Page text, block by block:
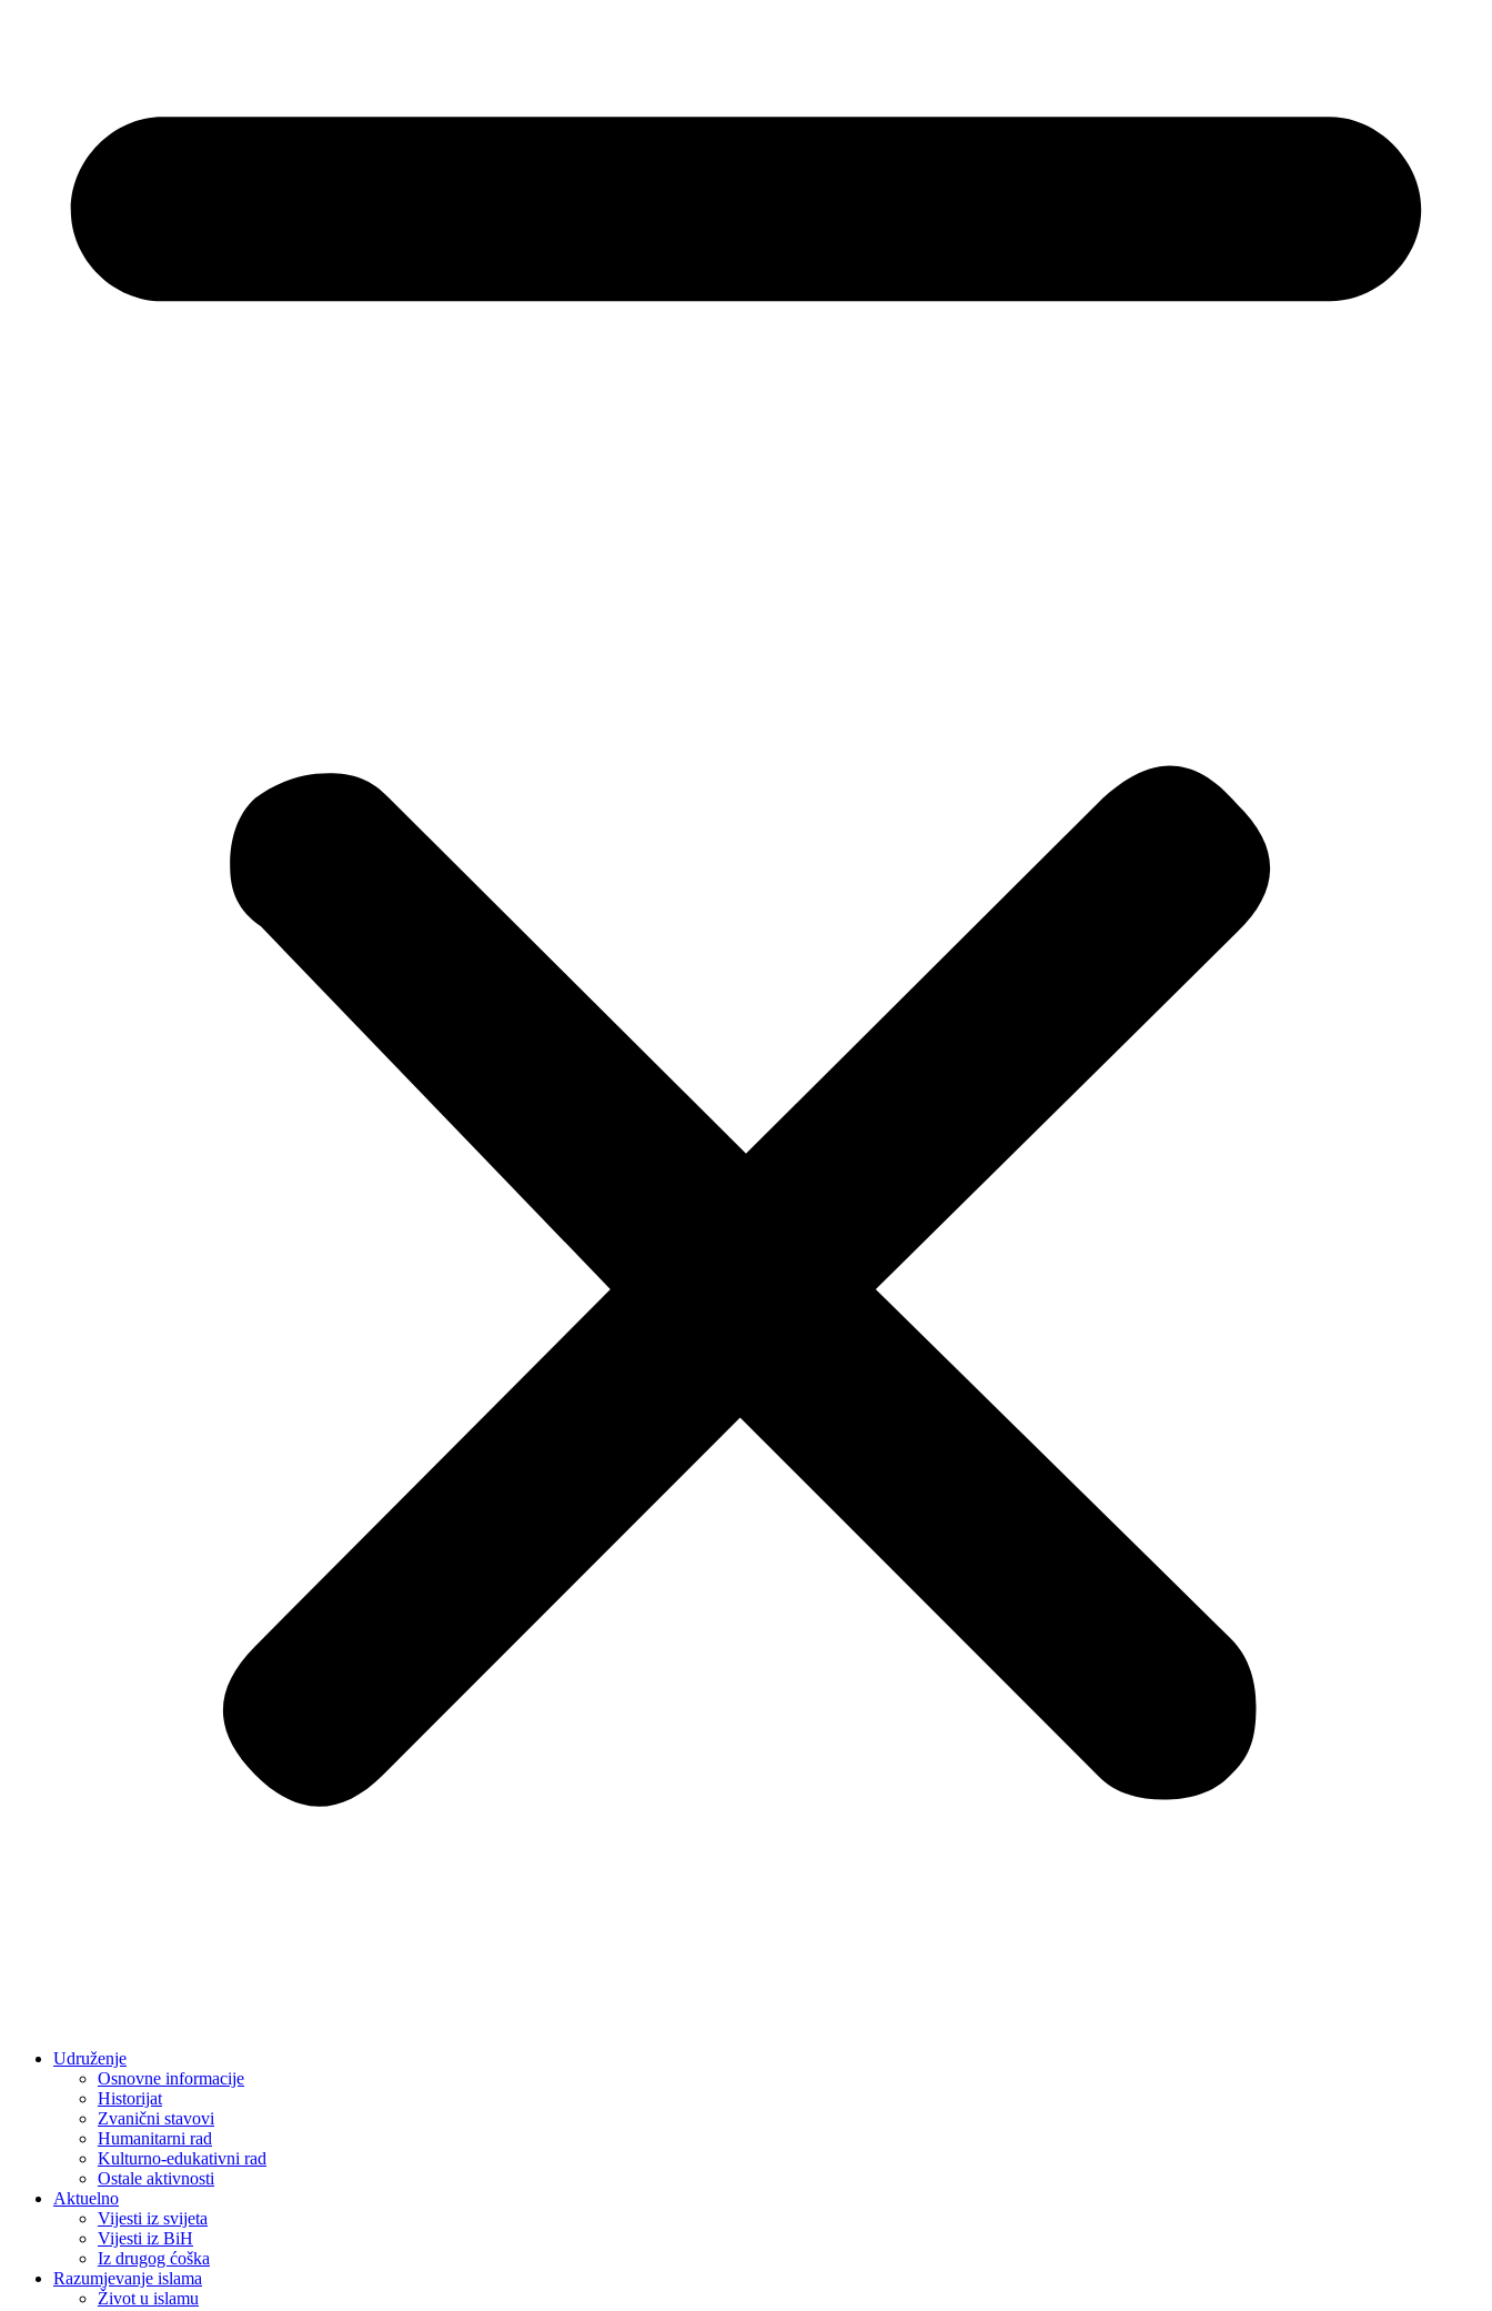
Udruženje
Osnovne informacije
Historijat
Zvanični stavovi
Humanitarni rad
Kulturno-edukativni rad
Ostale aktivnosti
Aktuelno
Vijesti iz svijeta
Vijesti iz BiH
Iz drugog ćoška
Razumjevanje islama
Život u islamu